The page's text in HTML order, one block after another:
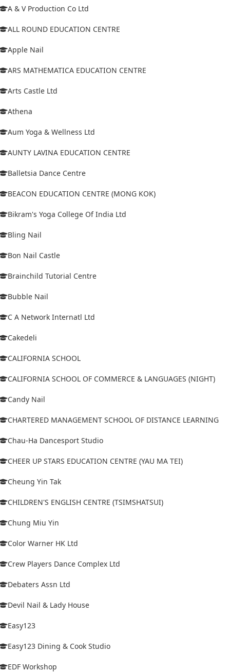
A & V Production Co Ltd
ALL ROUND EDUCATION CENTRE
Apple Nail
ARS MATHEMATICA EDUCATION CENTRE
Arts Castle Ltd
Athena
Aum Yoga & Wellness Ltd
AUNTY LAVINA EDUCATION CENTRE
Balletsia Dance Centre
BEACON EDUCATION CENTRE (MONG KOK)
Bikram's Yoga College Of India Ltd
Bling Nail
Bon Nail Castle
Brainchild Tutorial Centre
Bubble Nail
C A Network Internatl Ltd
Cakedeli
CALIFORNIA SCHOOL
CALIFORNIA SCHOOL OF COMMERCE & LANGUAGES (NIGHT)
Candy Nail
CHARTERED MANAGEMENT SCHOOL OF DISTANCE LEARNING
Chau-Ha Dancesport Studio
CHEER UP STARS EDUCATION CENTRE (YAU MA TEI)
Cheung Yin Tak
CHILDREN'S ENGLISH CENTRE (TSIMSHATSUI)
Chung Miu Yin
Color Warner HK Ltd
Crew Players Dance Complex Ltd
Debaters Assn Ltd
Devil Nail & Lady House
Easy123
Easy123 Dining & Cook Studio
EDF Workshop